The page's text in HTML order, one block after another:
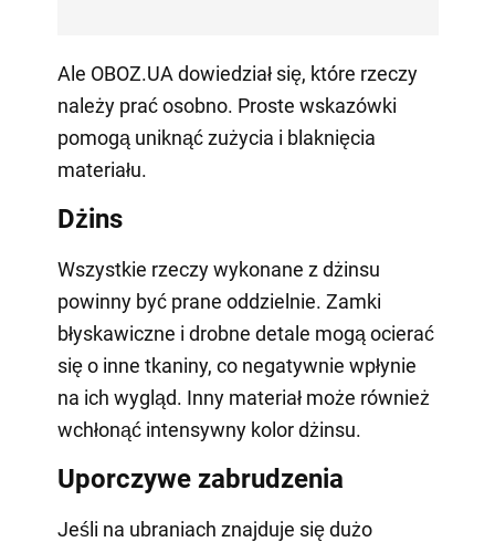
Ale OBOZ.UA dowiedział się, które rzeczy
należy prać osobno. Proste wskazówki
pomogą uniknąć zużycia i blaknięcia
materiału.
Dżins
Wszystkie rzeczy wykonane z dżinsu
powinny być prane oddzielnie. Zamki
błyskawiczne i drobne detale mogą ocierać
się o inne tkaniny, co negatywnie wpłynie
na ich wygląd. Inny materiał może również
wchłonąć intensywny kolor dżinsu.
Uporczywe zabrudzenia
Jeśli na ubraniach znajduje się dużo